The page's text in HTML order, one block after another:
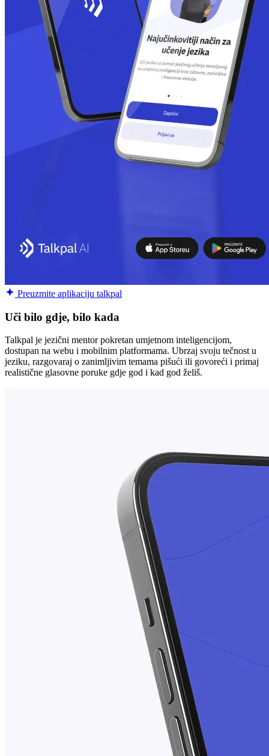
Preuzmite aplikaciju talkpal
Uči bilo gdje, bilo kada
Talkpal je jezični mentor pokretan umjetnom inteligencijom,
dostupan na webu i mobilnim platformama. Ubrzaj svoju tečnost u
jeziku, razgovaraj o zanimljivim temama pišući ili govoreći i primaj
realistične glasovne poruke gdje god i kad god želiš.